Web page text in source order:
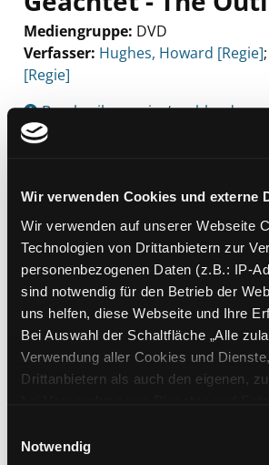
Wir verwenden Cookies und externe
Wir verwenden auf unserer Webseite
Technologien von Drittanbietern zur
personenbezogenen Daten (z.B.: IP-
sind notwendig für den Betrieb der
uns helfen, diese Webseite und Ihre
Bei Auswahl der Schaltfläche „Alle
Verwendung aller Cookies und
Drittanbietern als auch den eigenen,
(Länder außerhalb des EWR ohne
Notwendig
Mediengruppe: DVD
Verfasser: Suche nach diesem
Hughes, Howard [Regie];
[Regie]
Beschreibung ein-/ausblenden
Exemplare
Zweigstelle:Mediathek
Signatur:
TV.DW GEA
Standort 2: Ausleihe
Status: Verfügbar
Vorbestellungen: 0
Frist: